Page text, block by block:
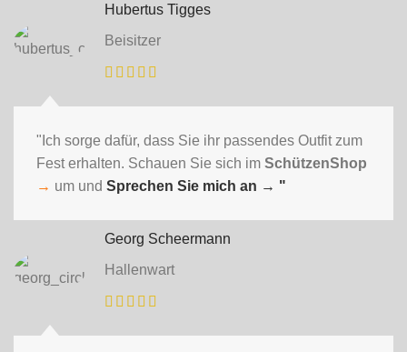
Hubertus Tigges
Beisitzer
"Ich sorge dafür, dass Sie ihr passendes Outfit zum
Fest erhalten. Schauen Sie sich im SchützenShop
→ um und Sprechen Sie mich an → "
Georg Scheermann
Hallenwart